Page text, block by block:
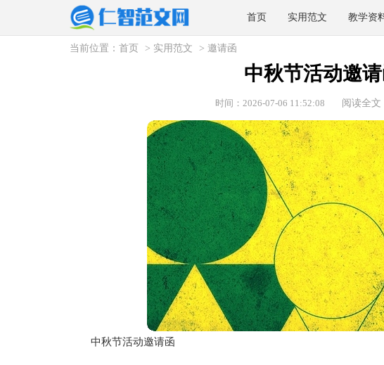
首页 实用范文 教学资
当前位置： 首页 > 实用范文 > 邀请函
中秋节活动邀
时间：2026-07-06 11:52:08 阅读全文
中秋节活动邀请函